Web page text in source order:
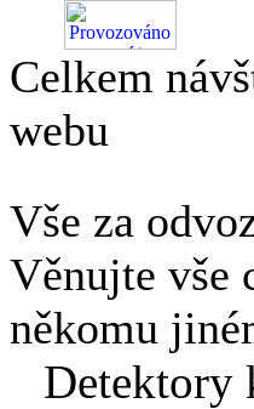
Celkem
webu
Vše za
Věnujte vše
někomu
Detektory